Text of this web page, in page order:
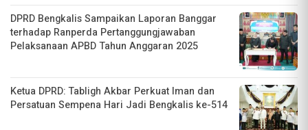
DPRD Bengkalis Sampaikan Laporan Banggar
terhadap Ranperda Pertanggungjawaban
Pelaksanaan APBD Tahun Anggaran 2025
Ketua DPRD: Tabligh Akbar Perkuat Iman dan
Persatuan Sempena Hari Jadi Bengkalis ke-514